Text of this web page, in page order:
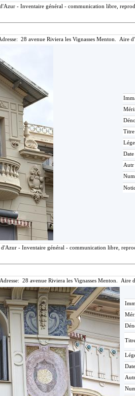
- Inventaire général - communication libre,
28 avenue Riviera les Vignasses Menton. Aire
Autr
- Inventaire général - communication libre,
28 avenue Riviera les Vignasses Menton. Aire
Autr